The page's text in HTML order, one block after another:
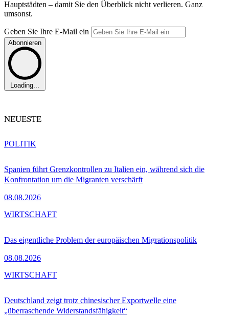
Hauptstädten – damit Sie den Überblick nicht verlieren. Ganz
umsonst.
Geben Sie Ihre E-Mail ein
Abonnieren
Loading...
NEUESTE
Spanien führt Grenzkontrollen zu Italien ein, während sich die
Konfrontation um die Migranten verschärft
08.08.2026
POLITIK
Das eigentliche Problem der europäischen Migrationspolitik
08.08.2026
WIRTSCHAFT
Deutschland zeigt trotz chinesischer Exportwelle eine
„überraschende Widerstandsfähigkeit“
WIRTSCHAFT